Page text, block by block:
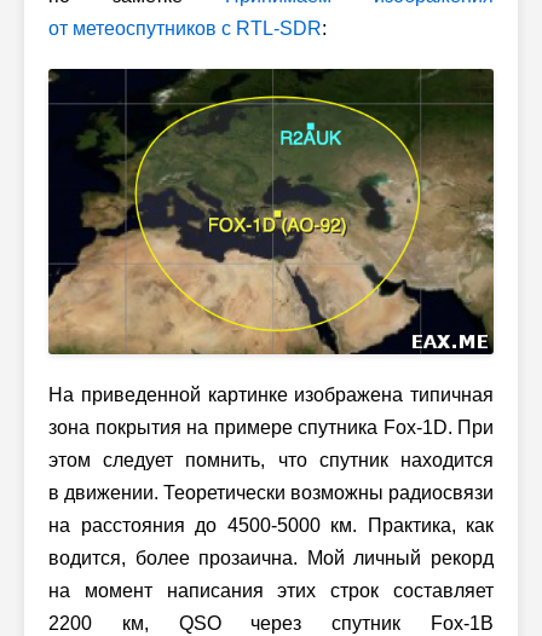
от метеоспутников с RTL-SDR:
На приведенной картинке изображена типичная
зона покрытия на примере спутника Fox-1D. При
этом следует помнить, что спутник находится
в движении. Теоретически возможны радиосвязи
на расстояния до 4500-5000 км. Практика, как
водится, более прозаична. Мой личный рекорд
на момент написания этих строк составляет
2200 км, QSO через спутник Fox-1B